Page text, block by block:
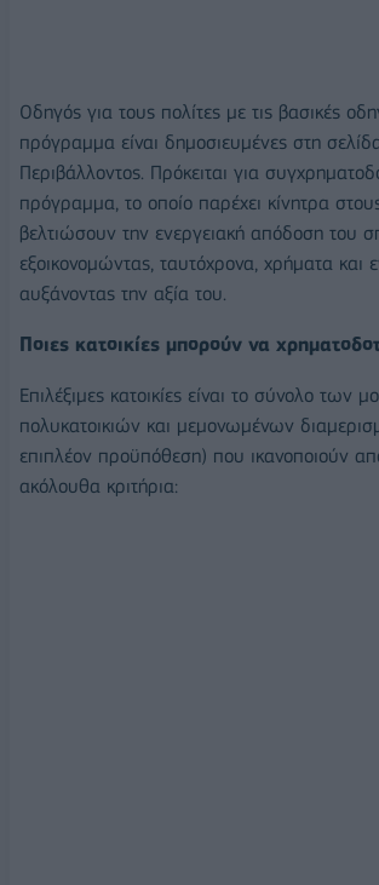
Οδηγός για τους πολίτες με τις βασικές
πρόγραμμα είναι δημοσιευμένες στη
Περιβάλλοντος. Πρόκειται για
πρόγραμμα, το οποίο παρέχει κίνητρα
βελτιώσουν την ενεργειακή απόδοση του
εξοικονομώντας, ταυτόχρονα, χρήματα και
αυξάνοντας την αξία του.
Ποιες κατοικίες μπορούν να
Επιλέξιμες κατοικίες είναι το σύνολο των
πολυκατοικιών και μεμονωμένων
επιπλέον προϋπόθεση) που ικανοποιούν
ακόλουθα κριτήρια: